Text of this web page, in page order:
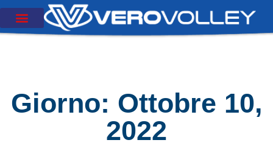
Giorno: Ottobre 10,
2022